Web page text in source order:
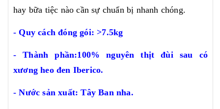
hay bữa tiệc nào cần sự chuẩn bị nhanh chóng.
- Quy cách đóng gói: >7.5kg
- Thành phần:100% nguyên thịt đùi sau có
xương heo đen Iberico.
- Nước sản xuất: Tây Ban nha.